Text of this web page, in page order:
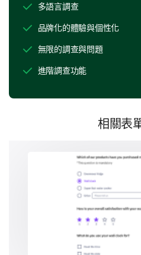
請評估講師使用的教學方
方法在多大程度上吸引您
1
講座
小組活動
多語言調查
品牌化的體驗與個性化
無限的調查與問題
進階調查功能
相關表